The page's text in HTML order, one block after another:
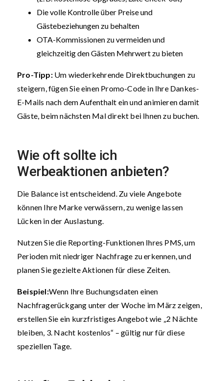
Die volle Kontrolle über Preise und
Gästebeziehungen zu behalten
OTA-Kommissionen zu vermeiden und
gleichzeitig den Gästen Mehrwert zu bieten
Pro-Tipp:Um wiederkehrende Direktbuchungen zu
steigern, fügen Sie einen Promo-Code in Ihre Dankes-
E-Mails nach dem Aufenthalt ein und animieren damit
Gäste, beim nächsten Mal direkt bei Ihnen zu buchen.
Wie oft sollte ich
Werbeaktionen anbieten?
Die Balance ist entscheidend. Zu viele Angebote
können Ihre Marke verwässern, zu wenige lassen
Lücken in der Auslastung.
Nutzen Sie die Reporting-Funktionen Ihres PMS, um
Perioden mit niedriger Nachfrage zu erkennen, und
planen Sie gezielte Aktionen für diese Zeiten.
Beispiel:Wenn Ihre Buchungsdaten einen
Nachfragerückgang unter der Woche im März zeigen,
erstellen Sie ein kurzfristiges Angebot wie „2 Nächte
bleiben, 3. Nacht kostenlos“ – gültig nur für diese
speziellen Tage.